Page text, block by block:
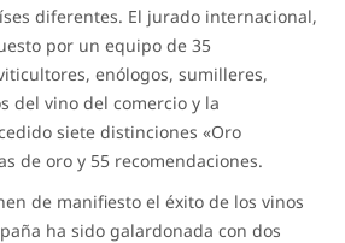
diferentes. El jurado internacional,
por un equipo de 35
enólogos, sumilleres,
del vino del comercio y la
siete distinciones «Oro
de oro y 55 recomendaciones.
de manifiesto el éxito de los vinos
ha sido galardonada con dos